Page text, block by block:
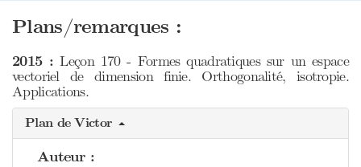
Plans/remarques :
2015 : Leçon 170 - Formes quadratiques sur un espace
vectoriel de dimension finie. Orthogonalité, isotropie.
Applications.
Plan de Victor
Auteur :